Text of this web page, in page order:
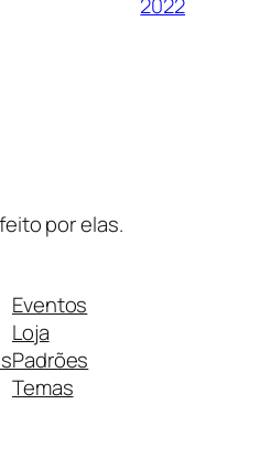
por elas.
Eventos
Loja
Padrões
Temas